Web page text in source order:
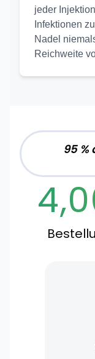
jeder
Infektionen
Nadel
Reichweite
95